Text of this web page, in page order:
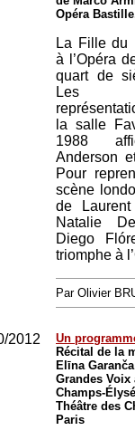
Opéra
La Fille du
à l’Opéra
quart de
Les
la salle
1988
Anderson
Pour
scène
de
Natalie
Diego
triomphe à
Par Olivier
2012
Un
Récital de la
Elīna
Grandes Voix
Champs-
Théâtre des
Paris